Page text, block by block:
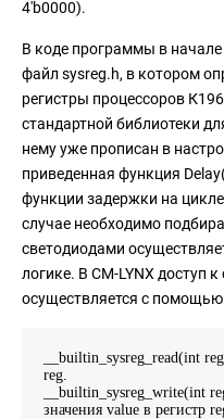
4'b0000).
В коде программы в
файл sysreg.h, в котором
регистры процессоров
стандартной библиотеки
нему уже прописан в
приведенная функция
функции задержки на
случае необходимо
светодиодами
логике. В CM-LYNX доступ
осуществляется с
__builtin_sysreg_read(int
reg.
__builtin_sysreg_write(int
значения value в регистр